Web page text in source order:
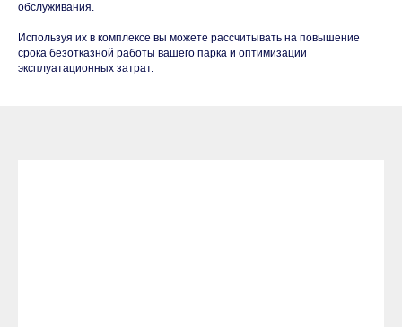
обслуживания.
Используя их в комплексе вы можете рассчитывать на повышение
срока безотказной работы вашего парка и оптимизации
эксплуатационных затрат.